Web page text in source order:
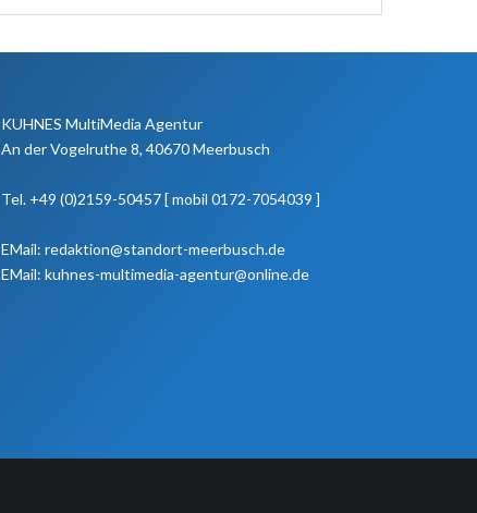
KUHNES MultiMedia Agentur
An der Vogelruthe 8, 40670 Meerbusch
Tel. +49 (0)2159-50457 [ mobil 0172-7054039 ]
EMail: redaktion@standort-meerbusch.de
EMail: kuhnes-multimedia-agentur@online.de